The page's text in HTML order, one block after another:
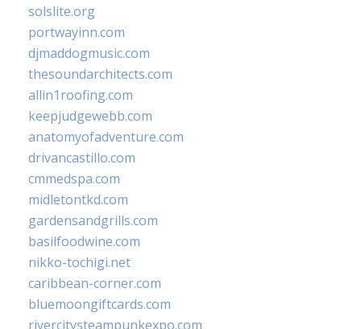
solslite.org
portwayinn.com
djmaddogmusic.com
thesoundarchitects.com
allin1roofing.com
keepjudgewebb.com
anatomyofadventure.com
drivancastillo.com
cmmedspa.com
midletontkd.com
gardensandgrills.com
basilfoodwine.com
nikko-tochigi.net
caribbean-corner.com
bluemoongiftcards.com
rivercitysteampunkexpo.com